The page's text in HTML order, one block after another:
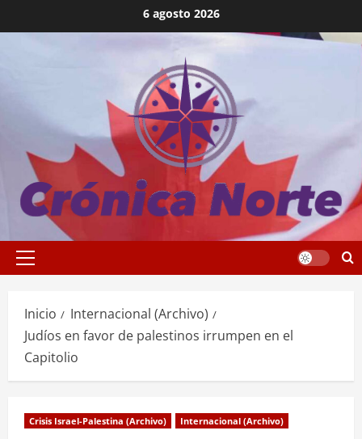
al
6 agosto 2026
Menú
Inicio
Internacional (Archivo)
Judíos en favor de palestinos irrumpen en el
Capitolio
Crisis Israel-Palestina (Archivo) Internacional (Archivo)